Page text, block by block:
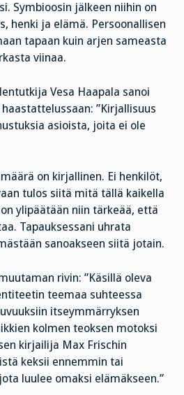
Symbioosin jälkeen niihin on
henki ja elämä. Persoonallisen
tapaan kuin arjen sameasta
viinaa.
Vesa Haapala sanoi
”Kirjallisuus
asioista, joita ei ole
on kirjallinen. Ei henkilöt,
tulos siitä mitä tällä kaikella
ylipäätään niin tärkeää, että
Tapauksessani uhrata
sanoakseen siitä jotain.
rivin: ”Käsillä oleva
teemaa suhteessa
itseymmärryksen
kolmen teoksen motoksi
kirjailija Max Frischin
keksii ennemmin tai
luulee omaksi elämäkseen.”